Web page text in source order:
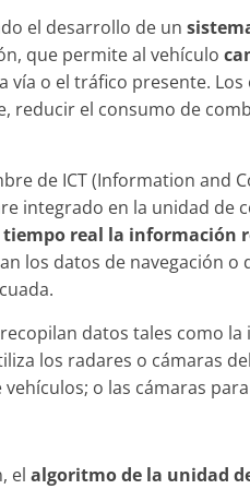
el desarrollo de un
que permite al vehículo
vía o el tráfico presente.
reducir el consumo de
de ICT (Information and
integrado en la unidad de
real la información
los datos de navegación
datos tales como
los radares o cámaras
o las cámaras
el algoritmo de la unidad
Clásicos
años de uno de los
Mercedes-Benz más
31 de enero de 2022
Seguridad
Llamada a revisión
Mercedes Clase A
0